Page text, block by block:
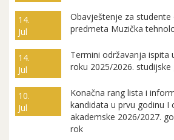
14.
Jul
Obavještenje za
predmeta Muzička
14.
Jul
Termini održavanja ispita
roku 2025/2026. studijske
10.
Jul
Konačna rang lista i
kandidata u prvu godinu I
akademske 2026/2027.
rok